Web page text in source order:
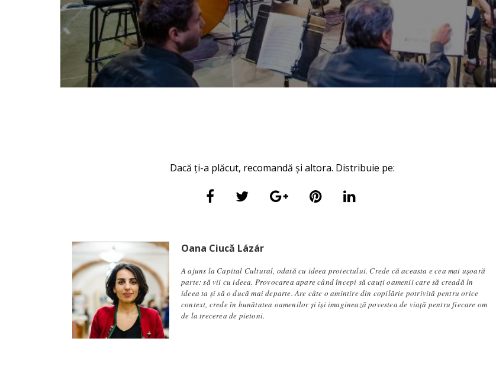
Dacă ți-a plăcut, recomandă și altora. Distribuie pe:
Oana Ciucă Lázár
A ajuns la Capital Cultural, odată cu ideea proiectului. Crede că aceasta e cea mai ușoară
parte: să vii cu ideea. Provocarea apare când începi să cauți oamenii care să creadă în
ideea ta și să o ducă mai departe. Are câte o amintire din copilărie potrivită pentru orice
context, crede în bunătatea oamenilor și își imaginează povestea de viață pentru fiecare om
de la trecerea de pietoni.